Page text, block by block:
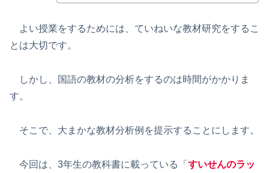
よい授業をするためには、ていねいな教材研究をするこ
とは大切です。
しかし、国語の教材の分析をするのは時間がかかりま
す。
そこで、大まかな教材分析例を提示することにします。
今回は、3年生の教科書に載っている「 すいせんのラッ